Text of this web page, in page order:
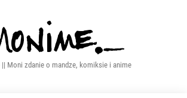
|| Moni zdanie o mandze, komiksie i anime